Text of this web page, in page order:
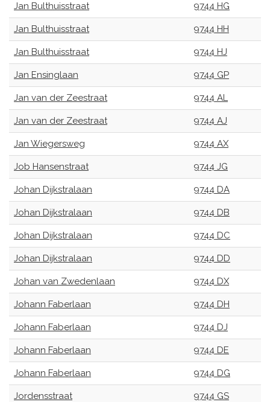
Jan Bulthuisstraat 9744 HG
Jan Bulthuisstraat 9744 HH
Jan Bulthuisstraat 9744 HJ
Jan Ensinglaan 9744 GP
Jan van der Zeestraat 9744 AL
Jan van der Zeestraat 9744 AJ
Jan Wiegersweg 9744 AX
Job Hansenstraat 9744 JG
Johan Dijkstralaan 9744 DA
Johan Dijkstralaan 9744 DB
Johan Dijkstralaan 9744 DC
Johan Dijkstralaan 9744 DD
Johan van Zwedenlaan 9744 DX
Johann Faberlaan 9744 DH
Johann Faberlaan 9744 DJ
Johann Faberlaan 9744 DE
Johann Faberlaan 9744 DG
Jordensstraat 9744 GS